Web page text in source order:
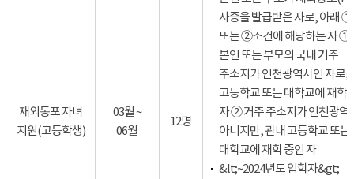
재외동포 자녀
지원(고등학생)
03월 ~
06월
12명
사증을 발급받은 자로, 아래 ①
또는 ②조건에 해당하는 자 ①
본인 또는 부모의 국내 거주
주소지가 인천광역시인 자로,
고등학교 또는 대학교에 재학
자 ② 거주 주소지가 인천광역
아니지만, 관내 고등학교 또는
대학교에 재학 중인 자
&lt;~2024년도 입학자&gt;